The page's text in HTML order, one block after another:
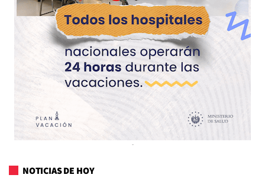
NOTICIAS DE HOY